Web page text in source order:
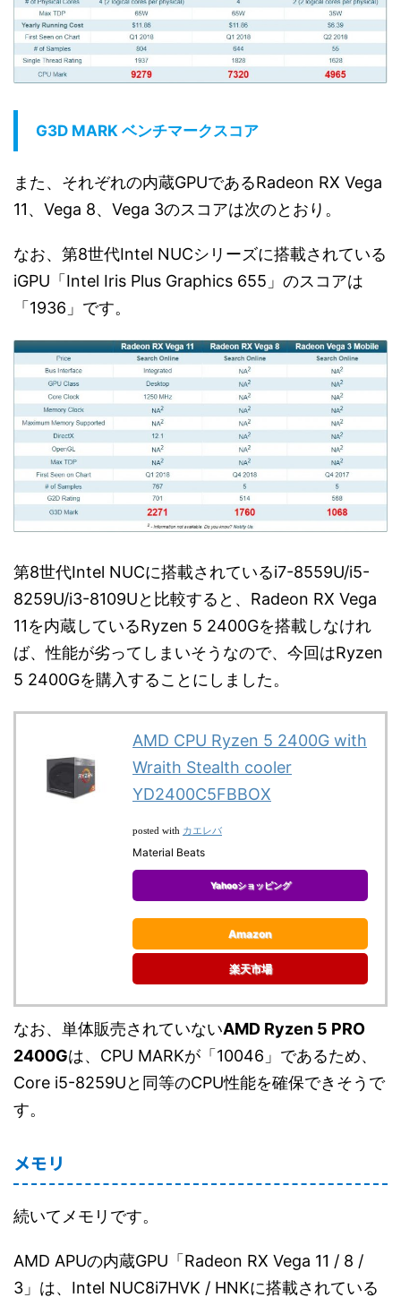
G3D MARK ベンチマークスコア
また、それぞれの内蔵GPUであるRadeon RX Vega
11、Vega 8、Vega 3のスコアは次のとおり。
なお、第8世代Intel NUCシリーズに搭載されている
iGPU「Intel Iris Plus Graphics 655」のスコアは
「1936」です。
第8世代Intel NUCに搭載されているi7-8559U/i5-
8259U/i3-8109Uと比較すると、Radeon RX Vega
11を内蔵しているRyzen 5 2400Gを搭載しなけれ
ば、性能が劣ってしまいそうなので、今回はRyzen
5 2400Gを購入することにしました。
AMD CPU Ryzen 5 2400G with
Wraith Stealth cooler
YD2400C5FBBOX
posted with カエレバ
Material Beats
Yahooショッピング
Amazon
楽天市場
なお、単体販売されていないAMD Ryzen 5 PRO
2400Gは、CPU MARKが「10046」であるため、
Core i5-8259Uと同等のCPU性能を確保できそうで
す。
メモリ
続いてメモリです。
AMD APUの内蔵GPU「Radeon RX Vega 11 / 8 /
3」は、Intel NUC8i7HVK / HNKに搭載されている